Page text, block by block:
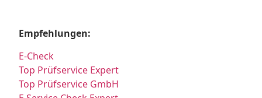
Empfehlungen:
E-Check
Top Prüfservice Expert
Top Prüfservice GmbH